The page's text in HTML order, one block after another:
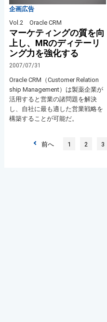
企画広告
Vol.2 Oracle CRM
マーケティングの質を向
上し、MRのディテーリ
ング力を強化する
2007/07/31
Oracle CRM（Customer Relation
ship Management）は製薬企業が
活用すると営業の諸問題を解決
し、自社に最も適した営業戦略を
構築することが可能だ。
前へ 1 2 3